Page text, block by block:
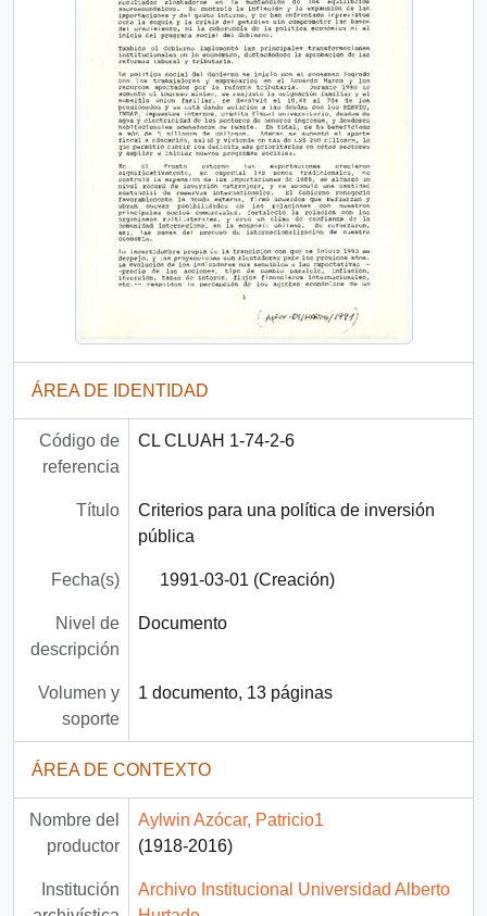
ÁREA DE IDENTIDAD
Código de
referencia
CL CLUAH 1-74-2-6
Título
Criterios para una política de inversión
pública
Fecha(s) 1991-03-01 (Creación)
Nivel de
descripción
Documento
Volumen y
soporte
1 documento, 13 páginas
ÁREA DE CONTEXTO
Nombre del
productor
Aylwin Azócar, Patricio1
(1918-2016)
Institución
Archivo Institucional Universidad Alberto